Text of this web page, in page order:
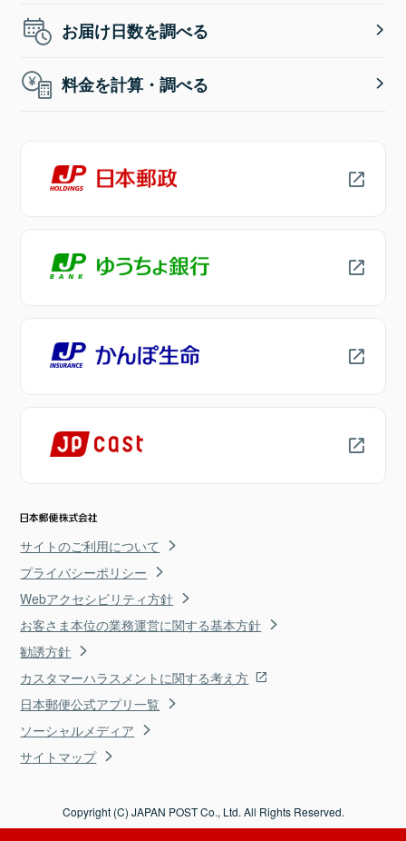
お届け日数を調べる
料金を計算・調べる
サイトのご利用について
プライバシーポリシー
Webアクセシビリティ方針
お客さま本位の業務運営に関する基本方針
勧誘方針
カスタマーハラスメントに関する考え方
日本郵便公式アプリ一覧
ソーシャルメディア
サイトマップ
Copyright (C) JAPAN POST Co., Ltd. All Rights Reserved.